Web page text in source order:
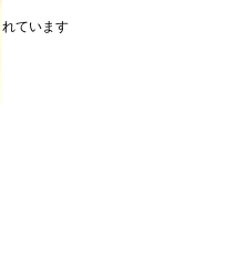
ています